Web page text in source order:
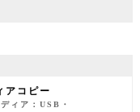
アコピー
ィア：USB・